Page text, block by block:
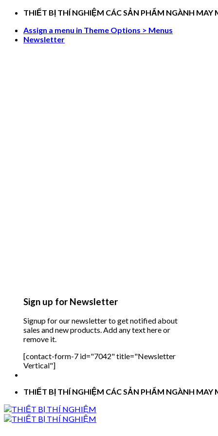
Skip
content
THIẾT BỊ THÍ NGHIỆM CÁC SẢN PHẨM NGÀNH MAY
Assign a menu in Theme Options > Menus
Newsletter
Sign up for Newsletter
Signup for our newsletter to get notified about
sales and new products. Add any text here or
remove it.
[contact-form-7 id="7042" title="Newsletter
Vertical"]
THIẾT BỊ THÍ NGHIỆM CÁC SẢN PHẨM NGÀNH MAY